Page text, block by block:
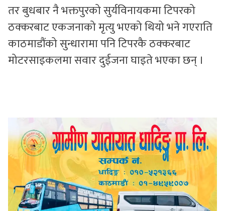
तर बुधबार नै भक्तपुरको सुर्यविनायकमा टिपरको
ठक्करबाट एकजनाको मृत्यु भएको थियो भने गएराति
काठमाडौंको सुन्धारामा पनि टिपरकै ठक्करबाट
मोटरसाइकलमा सवार दुईजना घाइते भएका छन् ।